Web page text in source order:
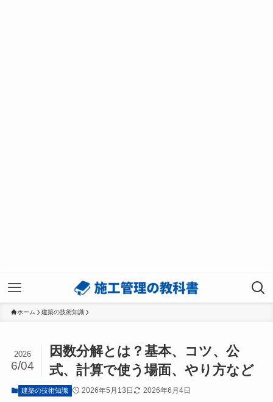
ホーム 建築の技術知識
因数分解とは？基本、コツ、公
式、計算で使う場面、やり方など
2026
6/04
建築の技術知識 2026年5月13日 2026年6月4日